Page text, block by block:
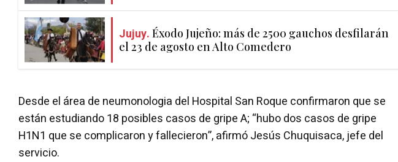
Jujuy. Éxodo Jujeño: más de 2500 gauchos desfilarán
el 23 de agosto en Alto Comedero
Desde el área de neumonologia del Hospital San Roque confirmaron que se
están estudiando 18 posibles casos de gripe A; “hubo dos casos de gripe
H1N1 que se complicaron y fallecieron”, afirmó Jesús Chuquisaca, jefe del
servicio.